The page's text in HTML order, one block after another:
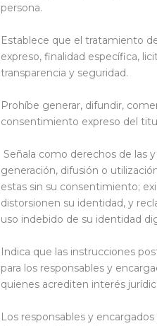
persona.
Establece que el tratamiento
expreso, finalidad específica,
transparencia y seguridad.
Prohíbe generar, difundir,
consentimiento expreso del
Señala como derechos de las
generación, difusión o
estas sin su consentimiento;
distorsionen su identidad, y
uso indebido de su identidad
Indica que las instrucciones
para los responsables y
quienes acrediten interés
Los responsables y